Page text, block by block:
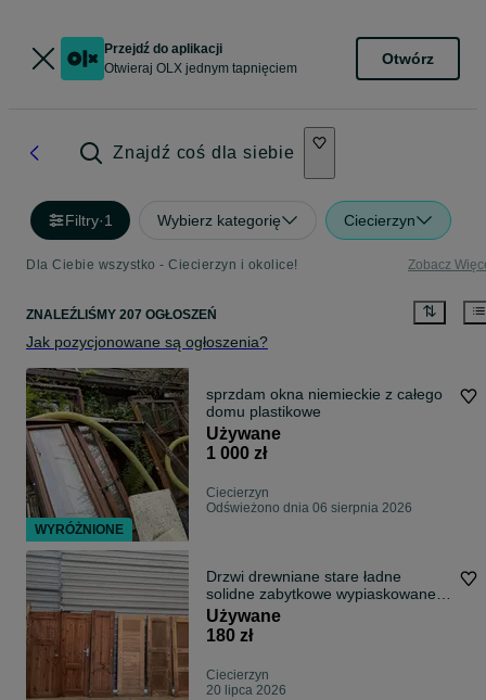
Przejdź do aplikacji
Otwieraj OLX jednym tapnięciem
Otwórz
Znajdź coś dla siebie
Filtry·1 Wybierz kategorię Ciecierzyn
Dla Ciebie wszystko - Ciecierzyn i okolice! Zobacz
ZNALEŹLIŚMY 207 OGŁOSZEŃ
Jak pozycjonowane są ogłoszenia?
sprzdam okna niemieckie z całego
domu plastikowe
Używane
1 000 zł
Ciecierzyn
Odświeżono dnia 06 sierpnia 2026
Drzwi drewniane stare ładne
solidne zabytkowe wypiaskowane
piaskowane
Używane
180 zł
Ciecierzyn
20 lipca 2026
WYRÓŻNIONE